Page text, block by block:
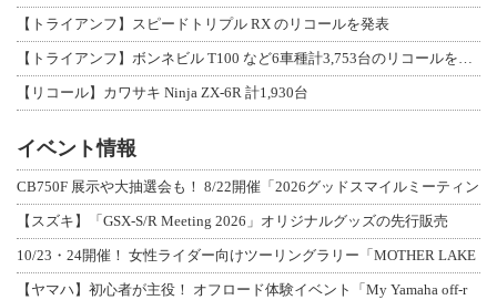
【トライアンフ】スピードトリプル RX のリコールを発表
【トライアンフ】ボンネビル T100 など6車種計3,753台のリコールを発表
【リコール】カワサキ Ninja ZX-6R 計1,930台
イベント情報
CB750F 展示や大抽選会も！ 8/22開催「2026グッドスマイルミーティン
【スズキ】「GSX-S/R Meeting 2026」オリジナルグッズの先行販売
10/23・24開催！ 女性ライダー向けツーリングラリー「MOTHER LAKE
【ヤマハ】初心者が主役！ オフロード体験イベント「My Yamaha off-r